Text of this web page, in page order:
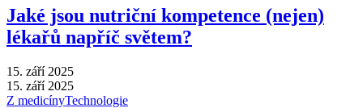
Jaké jsou nutriční kompetence (nejen)
lékařů napříč světem?
15. září 2025
15. září 2025
Z medicínyTechnologie